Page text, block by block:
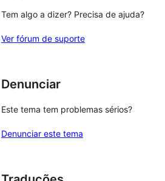
Tem algo a dizer? Precisa de ajuda?
Ver fórum de suporte
Denunciar
Este tema tem problemas sérios?
Denunciar este tema